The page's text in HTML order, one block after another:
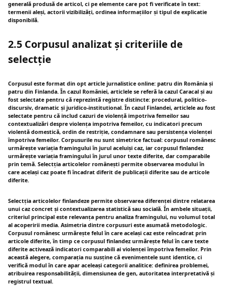
generală produsă de articol, ci pe elemente care pot fi verificate în text:
termenii aleși, actorii vizibilizăți, ordinea informațiilor și tipul de explicatie
disponibilă.
2.5 Corpusul analizat și criteriile de
selectție
Corpusul este format din opt article jurnalistice online: patru din România și
patru din Finlanda. În cazul României, articlele se referă la cazul Caracal și au
fost selectate pentru că reprezintă registre distincte: procedural, politico-
discursiv, dramatic și juridico-institutional. În cazul Finlandei, articlele au fost
selectate pentru că includ cazuri de violență impotriva femeilor sau
contextualizări despre violența impotriva femeilor, cu indicatori precum
violentă domestică, ordin de restriție, condamnare sau persistența violenței
împotriva femeilor. Corpusurile nu sunt simetrice factual: corpusul românesc
urmărește variația framingului în jurul aceluiși caz, iar corpusul finlandez
urmărește variația framingului în jurul unor texte diferite, dar comparabile
prin temă. Selectția articolelor românești permite observarea modului în
care același caz poate fi încadrat diferit de publicații diferite sau de articole
diferite.
Selectția articolelor finlandeze permite observarea diferenței dintre relatarea
unui caz concret și contextualizarea statistică sau socială. În ambele situații,
criteriul principal este relevanța pentru analiza framingului, nu volumul total
al acoperirii media. Asimetria dintre corpusuri este asumată metodologic.
Corpusul românesc urmărește felul în care același caz este reîncadrat prin
articole diferite, în timp ce corpusul finlandez urmărește felul în care texte
diferite activează indicatori comparabili ai violenței împotriva femeilor. Prin
această alegere, comparația nu susține că evenimentele sunt identice, ci
verifică modul în care apar aceleași categorii analitice: definirea problemei,
atribuirea responsabilității, dimensiunea de gen, autoritatea interpretativă și
registrul textual.